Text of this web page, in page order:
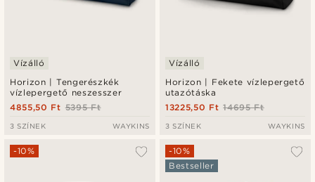
Horizon | Tengerészkék
vízlepergető neszesszer
Vízálló
5395 Ft
4855,50 Ft
3 SZÍNEK WAYKINS
Horizon | Fekete vízlepergető
utazótáska
Vízálló
14695 Ft
13225,50 Ft
3 SZÍNEK WAYKINS
-10%
-10%
Bestseller